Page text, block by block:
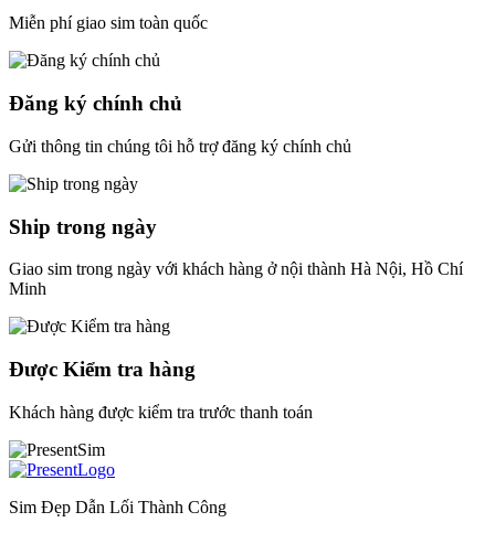
Miễn phí giao sim toàn quốc
Đăng ký chính chủ
Gửi thông tin chúng tôi hỗ trợ đăng ký chính chủ
Ship trong ngày
Giao sim trong ngày với khách hàng ở nội thành Hà Nội, Hồ Chí
Minh
Được Kiểm tra hàng
Khách hàng được kiểm tra trước thanh toán
Sim Đẹp Dẫn Lối Thành Công